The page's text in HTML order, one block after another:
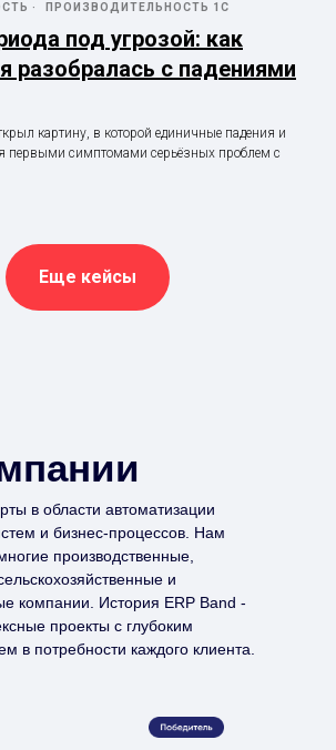
ПРОИЗВОДИТЕЛЬНОСТЬ 1С
под угрозой: как
разобралась с падениями
картину, в которой единичные падения и
первыми симптомами серьёзных проблем с
Еще кейсы
в области автоматизации
и бизнес-процессов. Нам
производственные,
и
компании. История ERP Band -
проекты с глубоким
в потребности каждого клиента.